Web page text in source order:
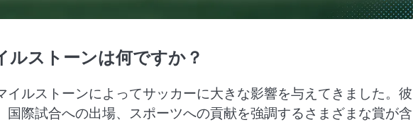
ルストーンは何ですか？
ルストーンによってサッカーに大きな影響を与えてきました。彼
際試合への出場、スポーツへの貢献を強調するさまざまな賞が含